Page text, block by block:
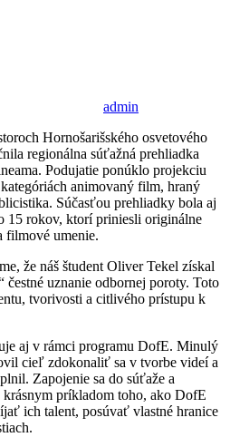
admin
Hornošarišského osvetového
regionálna súťažná prehliadka
Podujatie ponúklo projekciu
animovaný film, hraný
Súčasťou prehliadky bola aj
15 rokov, ktorí priniesli originálne
filmové umenie.
že náš študent Oliver Tekel získal
uznanie odbornej poroty. Toto
tvorivosti a citlivého prístupu k
aj v rámci programu DofE. Minulý
cieľ zdokonaliť sa v tvorbe videí a
Zapojenie sa do súťaže a
príkladom toho, ako DofE
ich talent, posúvať vlastné hranice